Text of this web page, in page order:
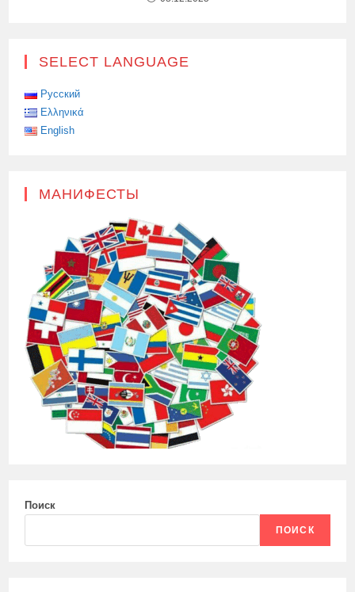
SELECT LANGUAGE
Русский
Ελληνικά
English
МАНИФЕСТЫ
Поиск
ПОИСК